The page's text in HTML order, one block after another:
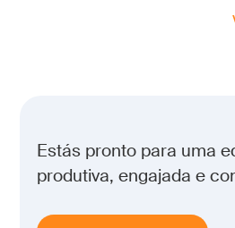
Estás pronto para uma
produtiva, engajada e